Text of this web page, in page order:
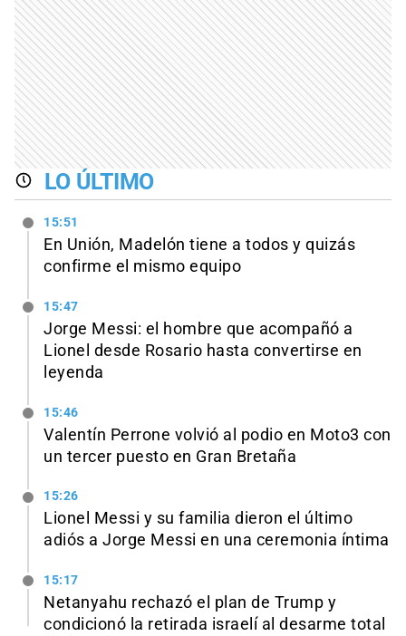
LO ÚLTIMO
15:51
En Unión, Madelón tiene a todos y quizás
confirme el mismo equipo
15:47
Jorge Messi: el hombre que acompañó a
Lionel desde Rosario hasta convertirse en
leyenda
15:46
Valentín Perrone volvió al podio en Moto3 con
un tercer puesto en Gran Bretaña
15:26
Lionel Messi y su familia dieron el último
adiós a Jorge Messi en una ceremonia íntima
15:17
Netanyahu rechazó el plan de Trump y
condicionó la retirada israelí al desarme total